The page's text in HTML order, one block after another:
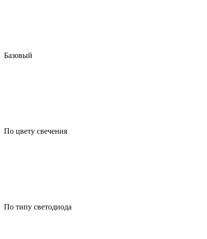
Базовый
По цвету свечения
По типу светодиода